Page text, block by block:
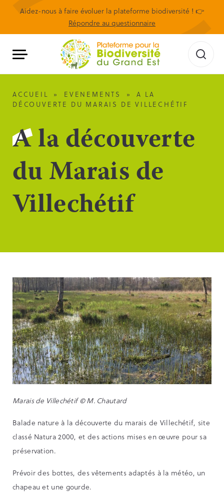
Aidez-nous à faire évoluer la plateforme biodiversité ! 👉
Répondre au questionnaire
ACCUEIL » EVENEMENTS »
A LA
DÉCOUVERTE DU MARAIS DE VILLECHÉTIF
A la découverte
du Marais de
Villechétif
Marais de Villechétif © M. Chautard
Balade nature à la découverte du marais de Villechétif, site
classé Natura 2000, et des actions mises en œuvre pour sa
préservation.
Prévoir des bottes, des vêtements adaptés à la météo, un
chapeau et une gourde.